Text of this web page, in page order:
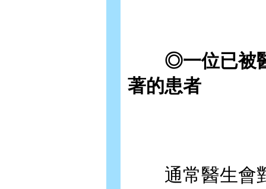
◎一位已被
著的患者
通常醫生會對